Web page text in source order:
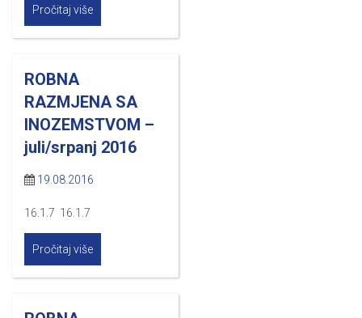
Pročitaj više
ROBNA
RAZMJENA SA
INOZEMSTVOM –
juli/srpanj 2016
19.08.2016
16.1.7 16.1.7
Pročitaj više